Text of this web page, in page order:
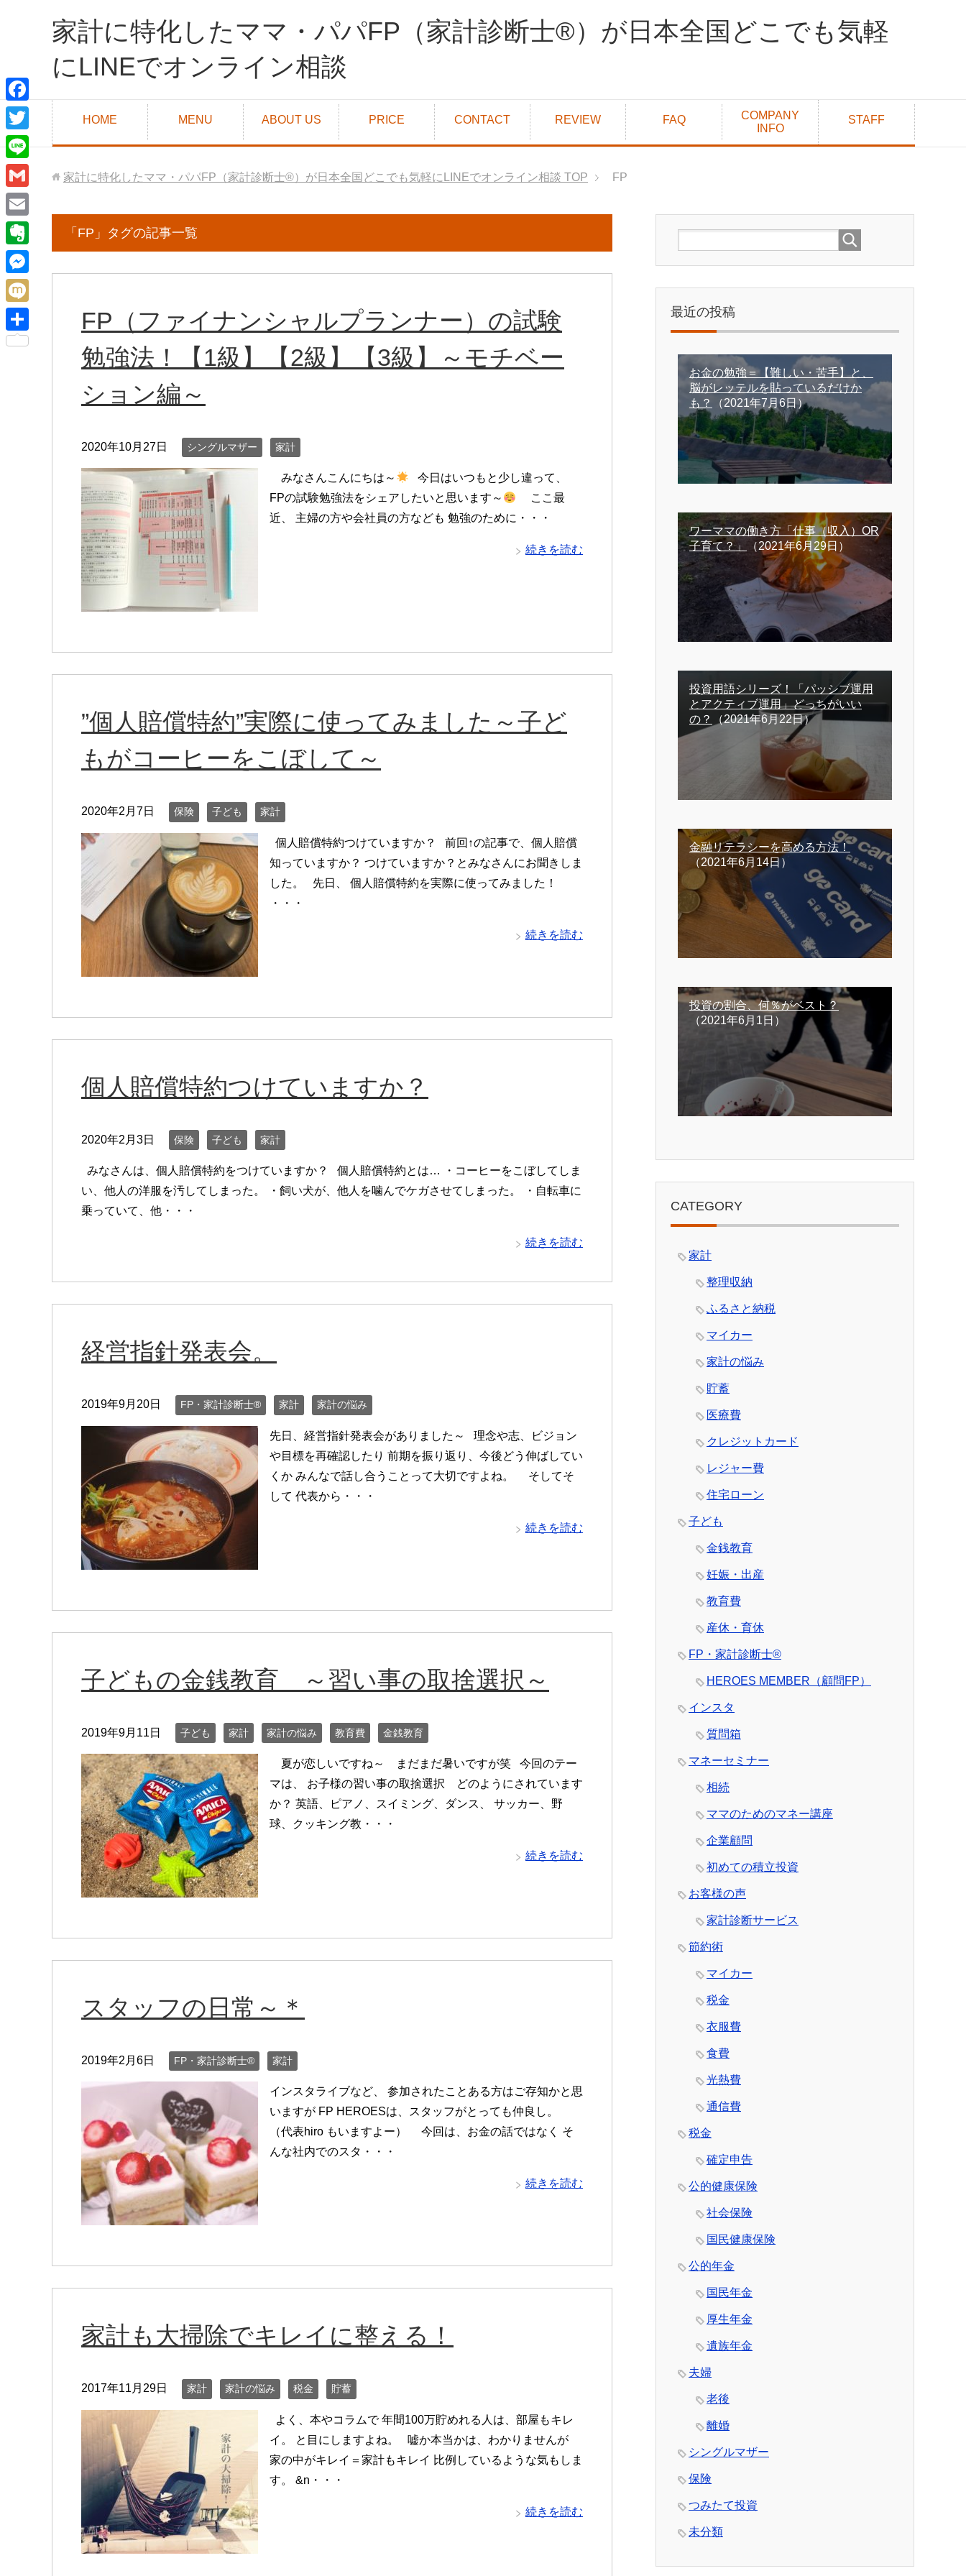
家計に特化したママ・パパFP（家計診断士®）が日本全国どこでも気軽
にLINEでオンライン相談
HOME MENU ABOUT US PRICE CONTACT REVIEW FAQ
COMPANY
INFO
STAFF
家計に特化したママ・パパFP（家計診断士®）が日本全国どこでも気軽にLINEでオンライン相談 TOP FP
「FP」タグの記事一覧
FP（ファイナンシャルプランナー）の試験
勉強法！【1級】【2級】【3級】～モチベー
ション編～
2020年10月27日 シングルマザー 家計
みなさんこんにちは～
今日はいつもと少し違って、
FPの試験勉強法をシェアしたいと思います～
ここ最
近、 主婦の方や会社員の方なども 勉強のために・・・
続きを読む
”個人賠償特約”実際に使ってみました～子ど
もがコーヒーをこぼして～
2020年2月7日 保険 子ども 家計
個人賠償特約つけていますか？ 前回↑の記事で、個人賠償
知っていますか？ つけていますか？とみなさんにお聞きしま
した。 先日、 個人賠償特約を実際に使ってみました！
・・・
続きを読む
個人賠償特約つけていますか？
2020年2月3日 保険 子ども 家計
みなさんは、個人賠償特約をつけていますか？ 個人賠償特約とは… ・コーヒーをこぼしてしま
い、他人の洋服を汚してしまった。 ・飼い犬が、他人を噛んでケガさせてしまった。 ・自転車に
乗っていて、他・・・
続きを読む
経営指針発表会。
2019年9月20日 FP・家計診断士® 家計 家計の悩み
先日、経営指針発表会がありました～ 理念や志、ビジョン
や目標を再確認したり 前期を振り返り、今後どう伸ばしてい
くか みんなで話し合うことって大切ですよね。 そしてそ
して 代表から・・・
続きを読む
子どもの金銭教育 ～習い事の取捨選択～
2019年9月11日 子ども 家計 家計の悩み 教育費 金銭教育
夏が恋しいですね～ まだまだ暑いですが笑 今回のテー
マは、 お子様の習い事の取捨選択 どのようにされています
か？ 英語、ピアノ、スイミング、ダンス、 サッカー、野
球、クッキング教・・・
続きを読む
スタッフの日常～＊
2019年2月6日 FP・家計診断士® 家計
インスタライブなど、 参加されたことある方はご存知かと思
いますが FP HEROESは、スタッフがとっても仲良し。
（代表hiro もいますよー） 今回は、お金の話ではなく そ
んな社内でのスタ・・・
続きを読む
家計も大掃除でキレイに整える！
2017年11月29日 家計 家計の悩み 税金 貯蓄
よく、本やコラムで 年間100万貯めれる人は、部屋もキレ
イ。 と目にしますよね。 嘘か本当かは、わかりませんが
家の中がキレイ＝家計もキレイ 比例しているような気もしま
す。 &n・・・
続きを読む
最近の投稿
お金の勉強＝【難しい・苦手】と、
脳がレッテルを貼っているだけか
も？
（2021年7月6日）
ワーママの働き方「仕事（収入）OR
子育て？」
（2021年6月29日）
投資用語シリーズ！「パッシブ運用
とアクティブ運用」どっちがいい
の？
（2021年6月22日）
金融リテラシーを高める方法！
（2021年6月14日）
投資の割合、何％がベスト？
（2021年6月1日）
CATEGORY
家計
整理収納
ふるさと納税
マイカー
家計の悩み
貯蓄
医療費
クレジットカード
レジャー費
住宅ローン
子ども
金銭教育
妊娠・出産
教育費
産休・育休
FP・家計診断士®
HEROES MEMBER（顧問FP）
インスタ
質問箱
マネーセミナー
相続
ママのためのマネー講座
企業顧問
初めての積立投資
お客様の声
家計診断サービス
節約術
マイカー
税金
衣服費
食費
光熱費
通信費
税金
確定申告
公的健康保険
社会保険
国民健康保険
公的年金
国民年金
厚生年金
遺族年金
夫婦
老後
離婚
シングルマザー
保険
つみたて投資
未分類
F
a
c
e
b
o
o
k
T
w
i
e
r
L
i
n
e
G
m
a
E
m
a
E
v
e
n
M
e
s
M
i共